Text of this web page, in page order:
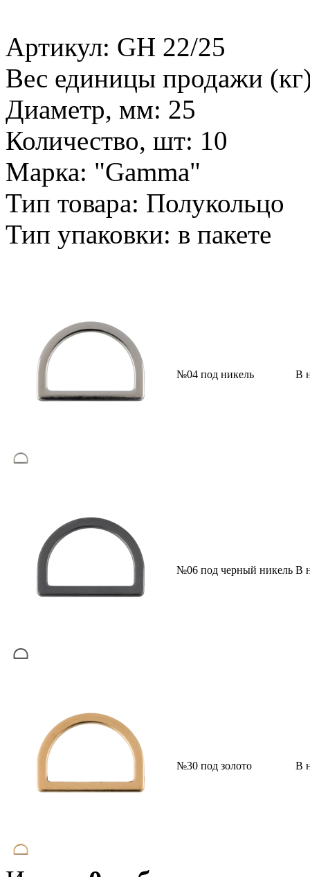
Артикул: GH 22/25
Вес единицы продажи
Диаметр, мм: 25
Количество, шт: 10
Марка: "Gamma"
Тип товара: Полукольцо
Тип упаковки: в пакете
№04 под никель В
№06 под черный никель В
№30 под золото В